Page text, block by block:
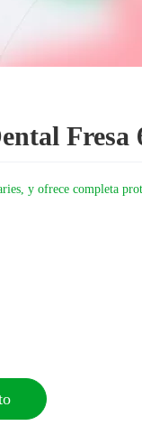
Fresa
y ofrece completa